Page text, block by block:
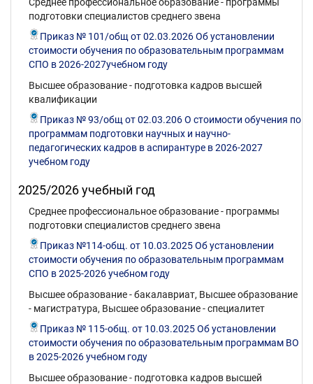
подготовки специалистов среднего звена
Приказ № 101/общ от 02.03.2026 Об установлении
стоимости обучения по образовательным программам
СПО в 2026-2027учебном году
Высшее образование - подготовка кадров высшей
квалификации
Приказ № 93/общ от 02.03.206 О стоимости обучения по
программам подготовки научных и научно-
педагогических кадров в аспирантуре в 2026-2027
учебном году
2025/2026 учебный год
Среднее профессиональное образование - программы
подготовки специалистов среднего звена
Приказ №114-общ. от 10.03.2025 Об установлении
стоимости обучения по образовательным программам
СПО в 2025-2026 учебном году
Высшее образование - бакалавриат, Высшее образование
- магистратура, Высшее образование - специалитет
Приказ № 115-общ. от 10.03.2025 Об установлении
стоимости обучения по образовательным программам ВО
в 2025-2026 учебном году
Высшее образование - подготовка кадров высшей